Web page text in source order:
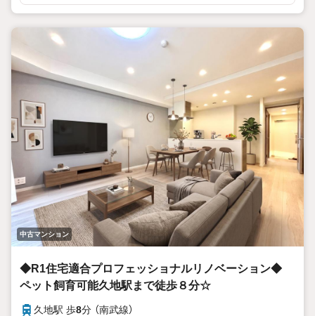
リノベーション実施・キッチン・ユニットバス・洗面台・ト
給湯器・玄関収納・クロス張替・アクセントクロス・ハウス
クリーニング
中古マンション
◆R1住宅適合プロフェッショナルリノベーション◆
ペット飼育可能久地駅まで徒歩８分☆
久地駅 歩8分 （南武線）